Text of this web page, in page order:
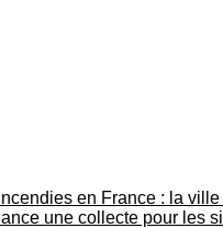
Incendies en France : la
lance une collecte pour les